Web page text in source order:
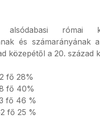
római
és számarányának
közepétől a 20. század
fő 28%
fő 40%
fő 46 %
fő 25 %